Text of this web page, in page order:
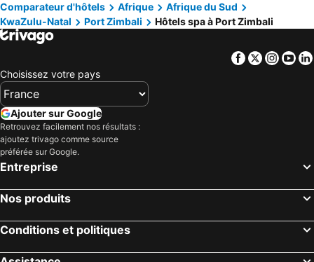
Westbrook, hôtels spa
Blythedale Beach, hôtels spa
Comparateur d'hôtels Afrique
Afrique du Sud
KwaZulu-Natal
Port Zimbali Hôtels spa à Port Zimbali
Facebook
Twitter
Choisissez votre pays
Ajouter sur Google
Retrouvez facilement nos résultats :
ajoutez trivago comme source
préférée sur Google.
Entreprise
Nos produits
Conditions et politiques